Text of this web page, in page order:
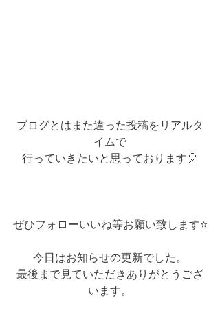
ブログとはまた違った投稿をリアルタ
イムで
行っていきたいと思っております🎈
ぜひフォローいいね等お願い致します⭐
今日はお知らせの更新でした。
最後まで見ていただきありがとうござ
います。